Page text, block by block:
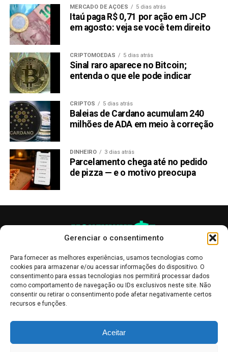
Gerenciar o consentimento
Para fornecer as melhores experiências, usamos tecnologias como
cookies para armazenar e/ou acessar informações do dispositivo. O
consentimento para essas tecnologias nos permitirá processar dados
como comportamento de navegação ou IDs exclusivos neste site. Não
consentir ou retirar o consentimento pode afetar negativamente certos
recursos e funções.
Aceitar
MERCADO DE AÇÕES 5 dias atrás
Itaú paga R$ 0,71 por ação em JCP
em agosto: veja se você tem direito
CRIPTOMOEDAS 5 dias atrás
Sinal raro aparece no Bitcoin;
entenda o que ele pode indicar
CRIPTOS 5 dias atrás
Baleias de Cardano acumulam 240
milhões de ADA em meio à correção
DINHEIRO 3 dias atrás
Parcelamento chega até no pedido
de pizza — e o motivo preocupa
informativo, servindo como boletins de divulgação, e não devem ser
interpretadas como recomendações de investimento.Leia mais